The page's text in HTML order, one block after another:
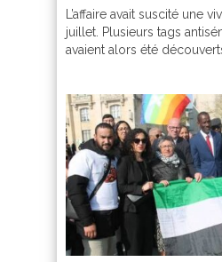
L’affaire avait suscité une
juillet. Plusieurs tags
avaient alors été